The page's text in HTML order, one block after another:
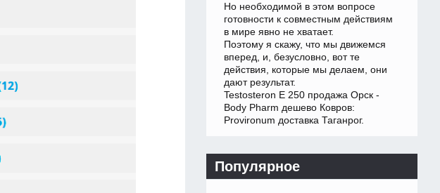
Но необходимой в этом вопросе
готовности к совместным действиям
в мире явно не хватает.
Поэтому я скажу, что мы движемся
вперед, и, безусловно, вот те
действия, которые мы делаем, они
дают результат.
Testosteron E 250 продажа Орск -
Body Pharm дешево Ковров:
Provironum доставка Таганрог.
Популярное